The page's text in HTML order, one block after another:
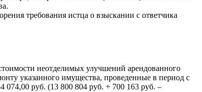
требования истца о взыскании с ответчика
неотделимых улучшений арендованного
указанного имущества, проведенные в период с
074,00 руб. (13 800 804 руб. + 700 163 руб. –